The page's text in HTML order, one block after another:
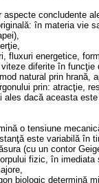
concludente
în materia vie
fluxuri energetice,
diferite în
natural prin hrană,
prin: atracţie,
dacă aceasta este
o tensiune
este variabilă în
(cu un contor
fizic, în imediata
biologic determină